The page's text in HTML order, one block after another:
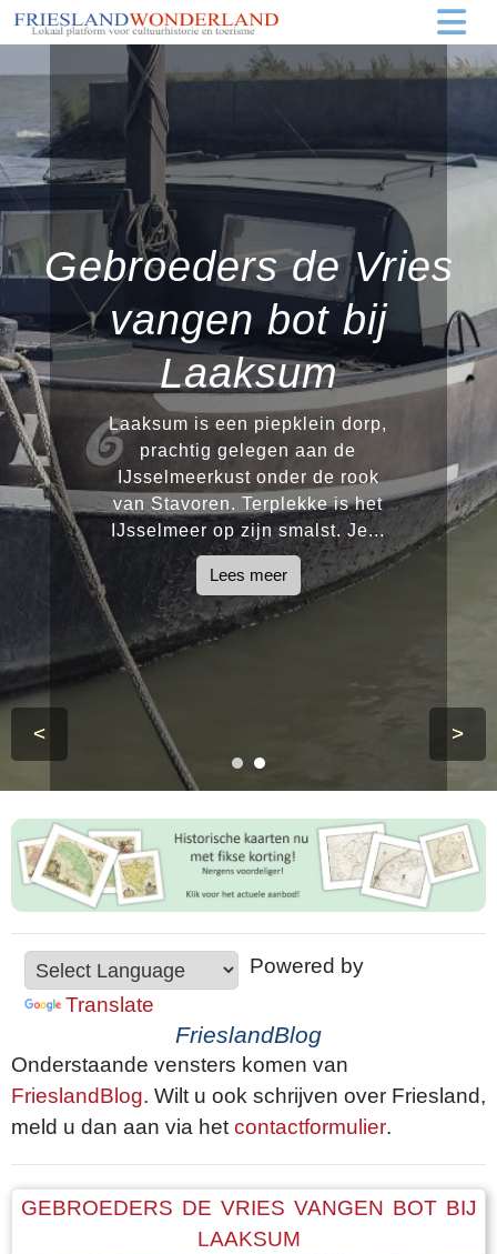
Gebroeders de Vries
vangen bot bij
Laaksum
Laaksum is een piepklein dorp,
prachtig gelegen aan de
IJsselmeerkust onder de rook
van Stavoren. Terplekke is het
IJsselmeer op zijn smalst. Je...
Lees meer
< >
Powered by
Translate
FrieslandBlog
Onderstaande vensters komen van
FrieslandBlog. Wilt u ook schrijven over Friesland,
meld u dan aan via het contactformulier.
GEBROEDERS DE VRIES VANGEN BOT BIJ
LAAKSUM